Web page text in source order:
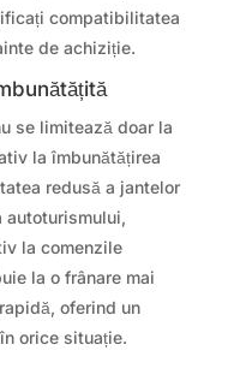
compatibilitatea
de achiziție.
se limitează doar la
la îmbunătățirea
redusă a jantelor
autoturismului,
la comenzile
la o frânare mai
oferind un
orice situație.